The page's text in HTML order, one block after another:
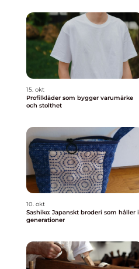
15. okt
Profilkläder som bygger varumärke
och stolthet
10. okt
Sashiko: Japanskt broderi som håller i
generationer